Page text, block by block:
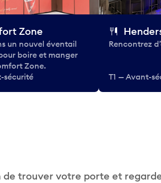
Zone
un nouvel éventail
boire et manger
Zone.
sécurité
Rencontrez
T1 — Avant-
trouver votre porte et